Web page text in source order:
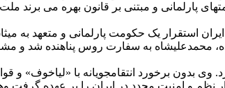
پارلمانی و مبتنی بر قانون بهره می برند ملت
برخورد انتقامجویانه با «لیاخوف» و
و امنیت مجدد در ایران را بر عهده گرفت